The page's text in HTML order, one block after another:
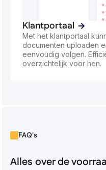
Klantportaal
Met het klantportaal
documenten uploaden
eenvoudig volgen.
overzichtelijk voor hen.
FAQ's
Alles over de